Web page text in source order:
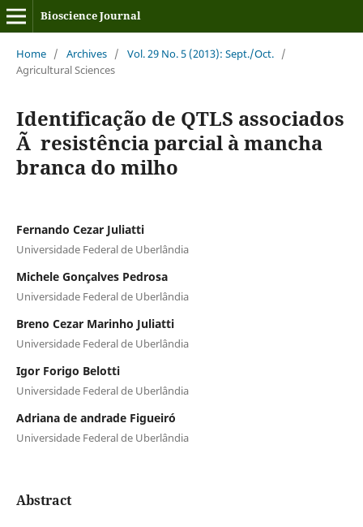
Bioscience Journal
Home / Archives / Vol. 29 No. 5 (2013): Sept./Oct. /
Agricultural Sciences
Identificação de QTLS associados
Ã resistência parcial à mancha
branca do milho
Fernando Cezar Juliatti
Universidade Federal de Uberlândia
Michele Gonçalves Pedrosa
Universidade Federal de Uberlândia
Breno Cezar Marinho Juliatti
Universidade Federal de Uberlândia
Igor Forigo Belotti
Universidade Federal de Uberlândia
Adriana de andrade Figueiró
Universidade Federal de Uberlândia
Abstract